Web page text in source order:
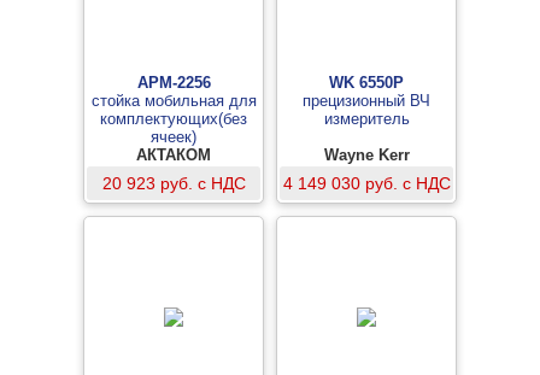
АРМ-2256
стойка мобильная для
комплектующих(без
ячеек)
АКТАКОМ
20 923 руб. с НДС
WK 6550P
прецизионный ВЧ
измеритель
Wayne Kerr
Electronics,
Великобритания
4 149 030 руб. с НДС